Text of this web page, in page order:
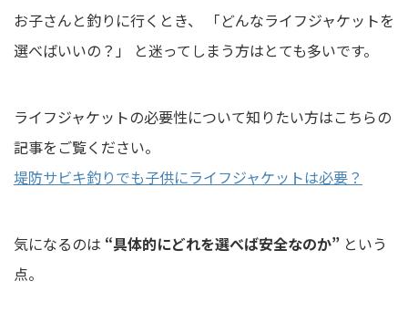
お子さんと釣りに行くとき、 「どんなライフジャケットを
選べばいいの？」 と迷ってしまう方はとても多いです。
ライフジャケットの必要性について知りたい方はこちらの
記事をご覧ください。
堤防サビキ釣りでも子供にライフジャケットは必要？
気になるのは “具体的にどれを選べば安全なのか” という
点。